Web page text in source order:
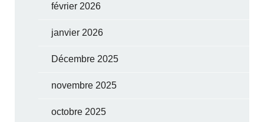
février 2026
janvier 2026
Décembre 2025
novembre 2025
octobre 2025